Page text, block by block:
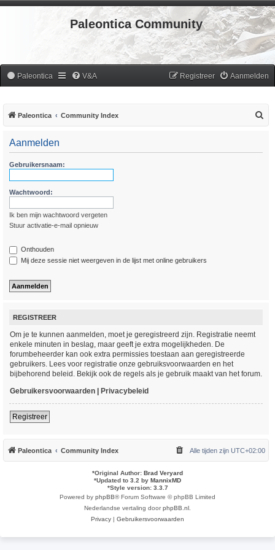
Paleontica Community
Paleontica V&A Aanmelden
Registreer
Paleontica Community Index
Aanmelden
Gebruikersnaam:
Wachtwoord:
Ik ben mijn wachtwoord vergeten
Stuur activatie-e-mail opnieuw
Onthouden
Mij deze sessie niet weergeven in de lijst met online gebruikers
REGISTREER
Om je te kunnen aanmelden, moet je geregistreerd zijn. Registratie neemt
enkele minuten in beslag, maar geeft je extra mogelijkheden. De
forumbeheerder kan ook extra permissies toestaan aan geregistreerde
gebruikers. Lees voor registratie onze gebruiksvoorwaarden en het
bijbehorend beleid. Bekijk ook de regels als je gebruik maakt van het forum.
Gebruikersvoorwaarden | Privacybeleid
Registreer
Paleontica Community Index Alle tijden zijn UTC+02:00
*Original Author: Brad Veryard
*Updated to 3.2 by MannixMD
*Style version: 3.3.7
Powered by phpBB® Forum Software © phpBB Limited
Nederlandse vertaling doorphpBB.nl
Privacy | Gebruikersvoorwaarden